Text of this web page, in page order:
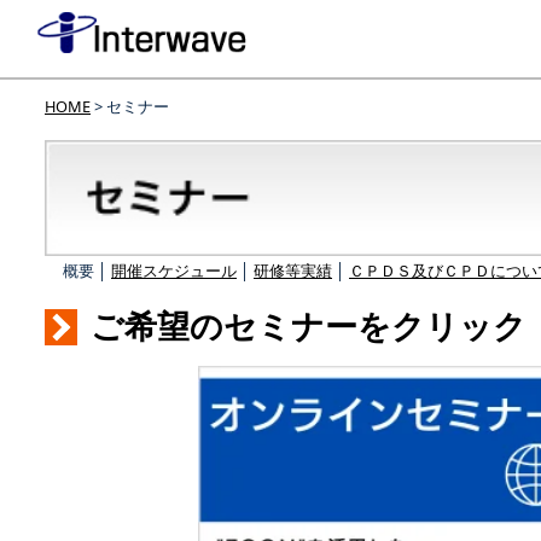
HOME> セミナー
概要 │ 開催スケジュール 研修等実績 ＣＰＤＳ及びＣＰＤにつ
ご希望のセミナーをクリック